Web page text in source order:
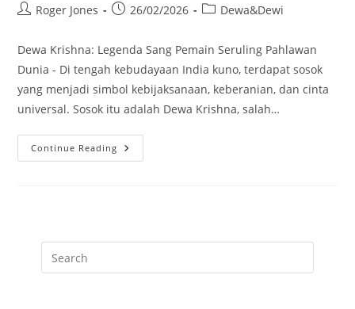
PostRoger Jones
Post26/02/2026
PostDewa&Dewi
Dewa Krishna: Legenda Sang Pemain Seruling Pahlawan
Dunia - Di tengah kebudayaan India kuno, terdapat sosok
yang menjadi simbol kebijaksanaan, keberanian, dan cinta
universal. Sosok itu adalah Dewa Krishna, salah…
Continue Reading Dewa
Krishna: